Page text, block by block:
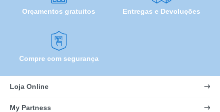
Orçamentos gratuitos Entregas e Devoluções
Compre com segurança
Loja Online
My Partness